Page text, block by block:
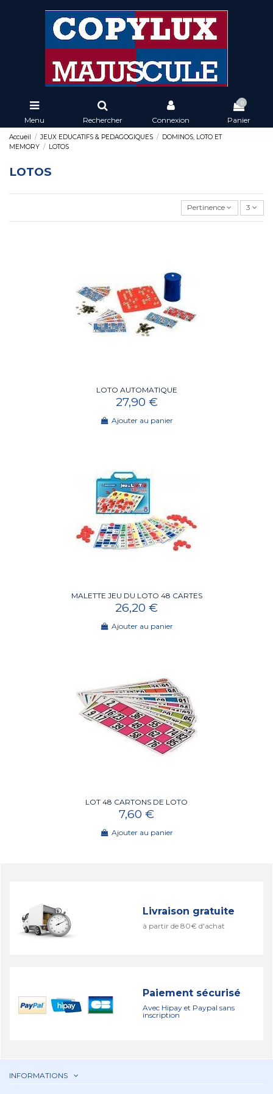
Menu Rechercher Connexion
0
Panier
Accueil JEUX EDUCATIFS & PEDAGOGIQUES
DOMINOS, LOTO ET
MEMORY
LOTOS
LOTOS
Pertinence 3
LOTO AUTOMATIQUE
27,90 €
Ajouter au panier
MALETTE JEU DU LOTO 48 CARTES
26,20 €
Ajouter au panier
LOT 48 CARTONS DE LOTO
7,60 €
Ajouter au panier
Livraison gratuite
à partir de 80€ d'achat
Paiement sécurisé
Avec Hipay et Paypal sans
inscription
INFORMATIONS